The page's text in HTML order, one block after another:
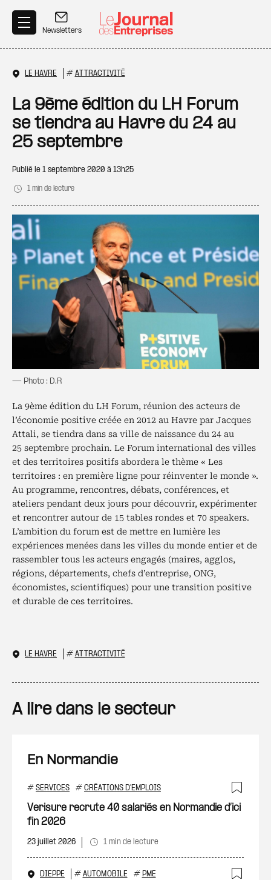
Newsletters
LE HAVRE # ATTRACTIVITÉ
La 9ème édition du LH Forum
se tiendra au Havre du 24 au
25 septembre
Publié le 1 septembre 2020 à 13h25
1 min de lecture
— Photo : D.R
La 9ème édition du LH Forum, réunion des acteurs de
l’économie positive créée en 2012 au Havre par Jacques
Attali, se tiendra dans sa ville de naissance du 24 au
25 septembre prochain. Le Forum international des villes
et des territoires positifs abordera le thème « Les
territoires : en première ligne pour réinventer le monde ».
Au programme, rencontres, débats, conférences, et
ateliers pendant deux jours pour découvrir, expérimenter
et rencontrer autour de 15 tables rondes et 70 speakers.
L’ambition du forum est de mettre en lumière les
expériences menées dans les villes du monde entier et de
rassembler tous les acteurs engagés (maires, agglos,
régions, départements, chefs d’entreprise, ONG,
économistes, scientifiques) pour une transition positive
et durable de ces territoires.
LE HAVRE # ATTRACTIVITÉ
A lire dans le secteur
En Normandie
# SERVICES # CRÉATIONS D'EMPLOIS
Verisure recrute 40 salariés en Normandie d’ici
fin 2026
23 juillet 2026 1 min de lecture
DIEPPE # AUTOMOBILE # PME